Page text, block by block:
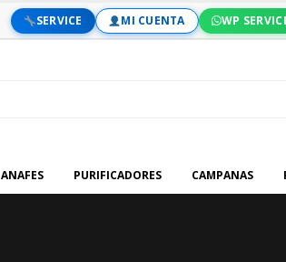
SERVICE MI CUENTA WP
ANAFES PURIFICADORES CAMPANAS